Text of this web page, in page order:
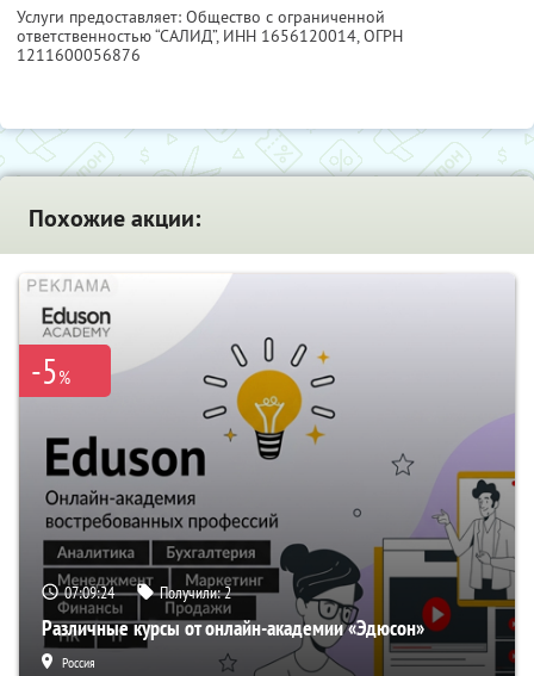
Услуги предоставляет: Общество с ограниченной
ответственностью “САЛИД”, ИНН 1656120014, ОГРН
1211600056876
Похожие акции:
-5%
07:09:23 Получили:2
Различные курсы от онлайн-академии «Эдюсон»
Россия